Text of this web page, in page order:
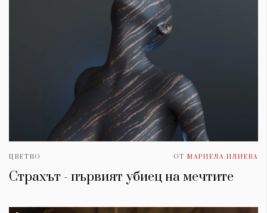
ЦВЕТНО ОТ МАРИЕЛА ИЛИЕВА
Страхът - първият убиец на мечтите